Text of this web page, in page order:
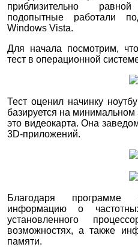
приблизительно
подопытные работали
Windows Vista.
Для начала посмотрим,
тест в операционной
Тест оценил начинку
базируется на
это видеокарта. Она
3D-приложений.
Благодаря
информацию о
установленного
возможностях, а также
памяти.